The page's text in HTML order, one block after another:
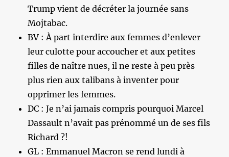
Trump vient de décréter la journée sans
Mojtabac.
BV : À part interdire aux femmes d’enlever
leur culotte pour accoucher et aux petites
filles de naître nues, il ne reste à peu près
plus rien aux talibans à inventer pour
opprimer les femmes.
DC : Je n’ai jamais compris pourquoi Marcel
Dassault n’avait pas prénommé un de ses fils
Richard ?!
GL : Emmanuel Macron se rend lundi à